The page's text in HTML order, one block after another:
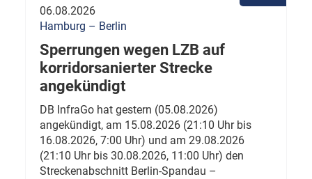
06.08.2026
Hamburg – Berlin
Sperrungen wegen LZB auf
korridorsanierter Strecke
angekündigt
DB InfraGo hat gestern (05.08.2026)
angekündigt, am 15.08.2026 (21:10 Uhr bis
16.08.2026, 7:00 Uhr) und am 29.08.2026
(21:10 Uhr bis 30.08.2026, 11:00 Uhr) den
Streckenabschnitt Berlin-Spandau –